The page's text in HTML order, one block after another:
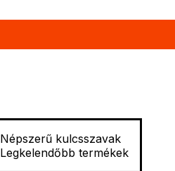
Népszerű kulcsszavak
Legkelendőbb termékek